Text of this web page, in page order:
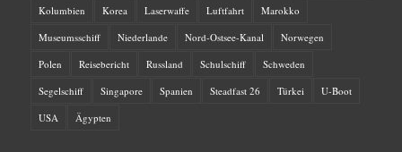
Kolumbien
Korea Laserwaffe Luftfahrt
Marokko
Museumsschiff
Niederlande Nord-Ostsee-Kanal
Norwegen
Polen
Reisebericht Russland Schulschiff
Schweden
Segelschiff
Singapore Spanien Steadfast 26 Türkei
U-Boot
USA
Ägypten